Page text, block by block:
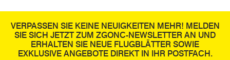
VERPASSEN SIE KEINE NEUIGKEITEN MEHR! MELDEN
SIE SICH JETZT ZUM ZGONC-NEWSLETTER AN UND
ERHALTEN SIE NEUE FLUGBLÄTTER SOWIE
EXKLUSIVE ANGEBOTE DIREKT IN IHR POSTFACH.